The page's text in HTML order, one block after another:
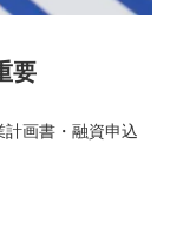
要
画書・融資申込